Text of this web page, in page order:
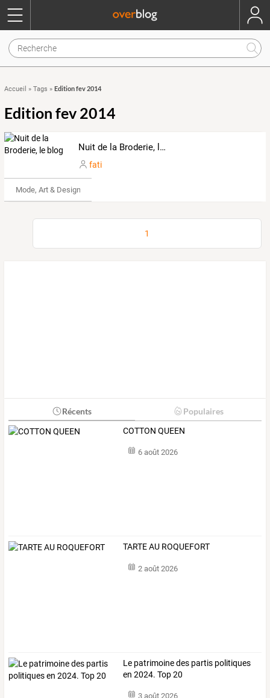
Accueil » Tags » Edition fev 2014
Edition fev 2014
Nuit de la Broderie, le blog
fati
Mode, Art & Design
1
Récents Populaires
COTTON QUEEN
6 août 2026
TARTE AU ROQUEFORT
2 août 2026
Le patrimoine des partis politiques
en 2024. Top 20
3 août 2026